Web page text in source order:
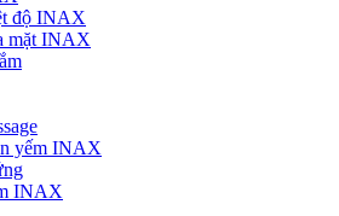
độ INAX
mặt INAX
yếm INAX
INAX